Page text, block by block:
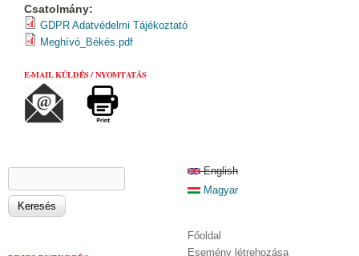
Csatolmány:
GDPR Adatvédelmi Tájékoztató
Meghívó_Békés.pdf
E-MAIL KÜLDÉS / NYOMTATÁS
KERESÉS ŰRLAP
English
Magyar
Főoldal
Esemény létrehozása